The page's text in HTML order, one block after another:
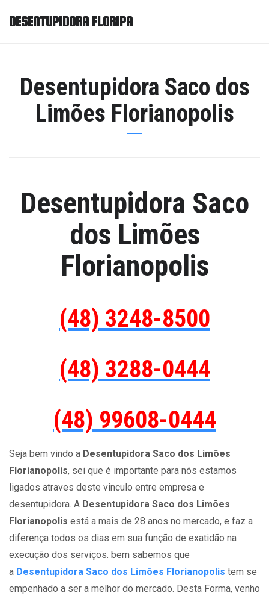
DESENTUPIDORA FLORIPA
Desentupidora Saco dos
Limões Florianopolis
Desentupidora Saco
dos Limões
Florianopolis
(48) 3248-8500
(48) 3288-0444
(48) 99608-0444
Seja bem vindo a Desentupidora Saco dos Limões
Florianopolis, sei que é importante para nós estamos
ligados atraves deste vinculo entre empresa e
desentupidora. A Desentupidora Saco dos Limões
Florianopolis está a mais de 28 anos no mercado, e faz a
diferença todos os dias em sua função de exatidão na
execução dos serviços. bem sabemos que
a Desentupidora Saco dos Limões Florianopolis tem se
empenhado a ser a melhor do mercado. Desta Forma, venho